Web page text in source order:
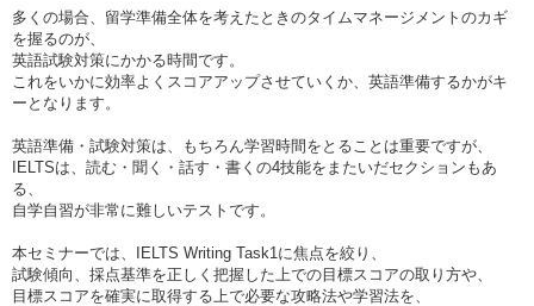
多くの場合、留学準備全体を考えたときのタイムマネージメントのカギ
を握るのが、
英語試験対策にかかる時間です。
これをいかに効率よくスコアアップさせていくか、英語準備するかがキ
ーとなります。
英語準備・試験対策は、もちろん学習時間をとることは重要ですが、
IELTSは、読む・聞く・話す・書くの4技能をまたいだセクションもあ
る、
自学自習が非常に難しいテストです。
本セミナーでは、IELTS Writing Task1に焦点を絞り、
試験傾向、採点基準を正しく把握した上での目標スコアの取り方や、
目標スコアを確実に取得する上で必要な攻略法や学習法を、